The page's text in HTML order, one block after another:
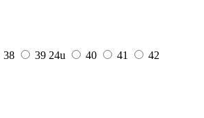
38 39 24u 40 41
42